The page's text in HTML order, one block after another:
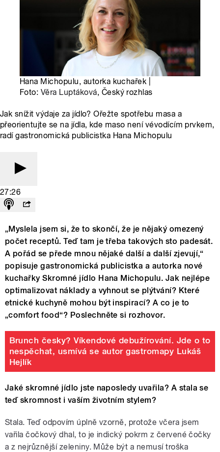
Hana Michopulu, autorka kuchařek |
Foto: Věra Luptáková, Český rozhlas
Jak snížit výdaje za jídlo? Ořežte spotřebu masa a
přeorientujte se na jídla, kde maso není vévodícím prvkem,
radí gastronomická publicistka Hana Michopulu
27:26
„Myslela jsem si, že to skončí, že je nějaký omezený
počet receptů. Teď tam je třeba takových sto padesát.
A pořád se přede mnou nějaké další a další zjevují,“
popisuje gastronomická publicistka a autorka nové
kuchařky Skromné jídlo Hana Michopulu. Jak nejlépe
optimalizovat náklady a vyhnout se plýtvání? Které
etnické kuchyně mohou být inspirací? A co je to
„comfort food“? Poslechněte si rozhovor.
Brunch česky? Víkendové debužírování. Jde o to
nespěchat, usmívá se autor gastromapy Lukáš
Hejlík
Jaké skromné jídlo jste naposledy uvařila? A stala se
teď skromnost i vaším životním stylem?
Stala. Teď odpovím úplně vzorně, protože včera jsem
vařila čočkový dhal, to je indický pokrm z červené čočky
a z nejrůznější zeleniny. Může být a nemusí troška